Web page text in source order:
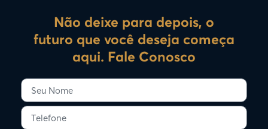
Não deixe para depois, o
futuro que você deseja começa
aqui. Fale Conosco